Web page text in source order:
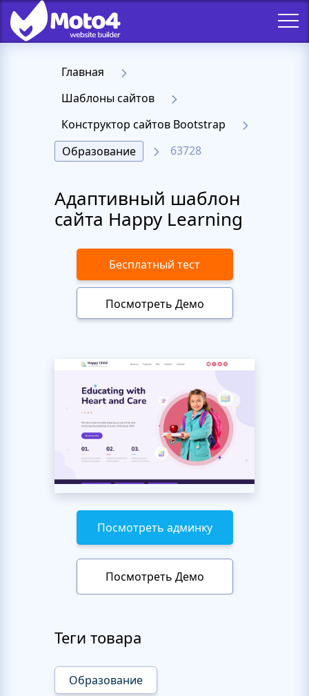
Главная
Шаблоны сайтов
Конструктор сайтов Bootstrap
Образование
63728
Адаптивный шаблон
сайта Happy Learning
Бесплатный тест
Посмотреть Демо
Посмотреть админку
Посмотреть Демо
Теги товара
Образование